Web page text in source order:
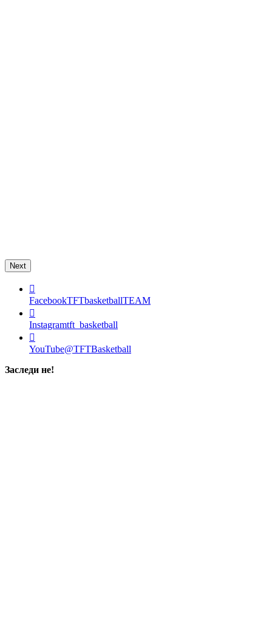
Next
FacebookTFTbasketballTEAM
Instagramtft_basketball
YouTube@TFTBasketball
Заследи не!